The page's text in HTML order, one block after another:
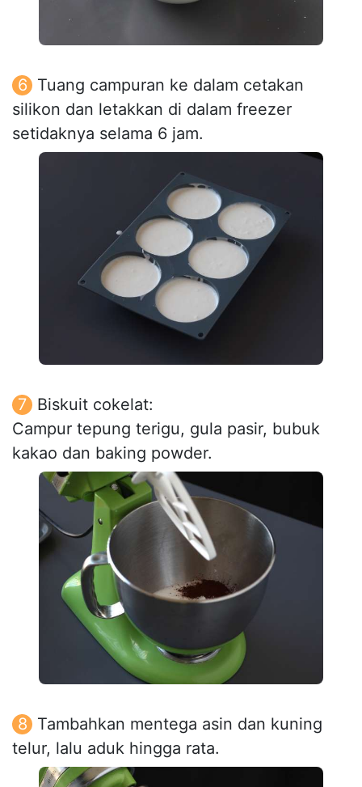
Tuang campuran ke dalam cetakan
silikon dan letakkan di dalam freezer
setidaknya selama 6 jam.
Biskuit cokelat:
Campur tepung terigu, gula pasir, bubuk
kakao dan baking powder.
Tambahkan mentega asin dan kuning
telur, lalu aduk hingga rata.